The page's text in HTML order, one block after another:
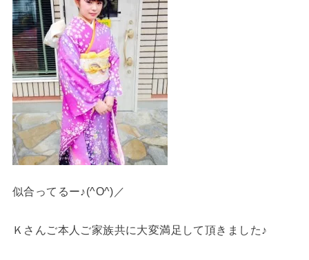
似合ってるー♪(^O^)／
Ｋさんご本人ご家族共に大変満足して頂きました♪